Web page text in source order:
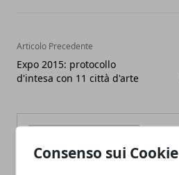
Consenso sui Cookie
Articolo Precedente
Expo 2015: protocollo
d'intesa con 11 città d'arte